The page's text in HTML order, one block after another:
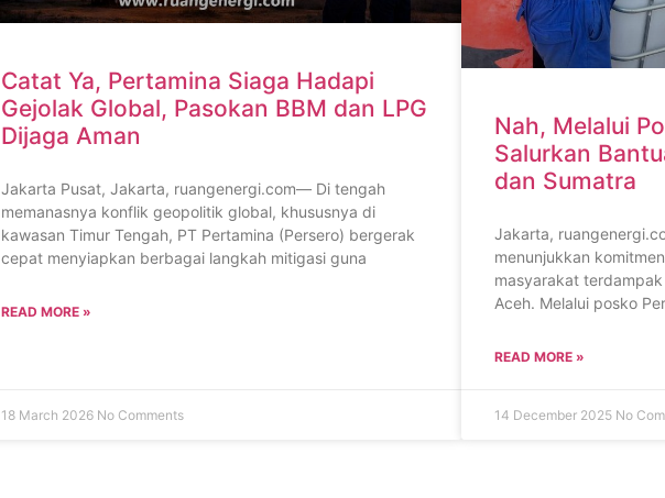
Catat Ya, Pertamina Siaga Hadapi
Gejolak Global, Pasokan BBM dan LPG
Dijaga Aman
Jakarta Pusat, Jakarta, ruangenergi.com— Di tengah
memanasnya konflik geopolitik global, khususnya di
kawasan Timur Tengah, PT Pertamina (Persero) bergerak
cepat menyiapkan berbagai langkah mitigasi guna
READ MORE »
18 March 2026 No Comments
Nah, Melalui
Salurkan
dan Sumatra
Jakarta,
menunjukkan
masyarakat
Aceh. Melalui posko
READ MORE »
14 December 2025 No